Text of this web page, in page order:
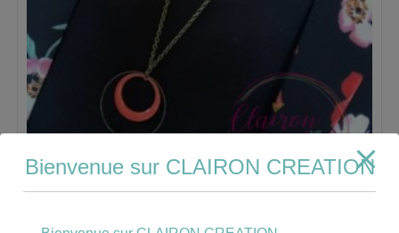
Bienvenue sur CLAIRON CREATION